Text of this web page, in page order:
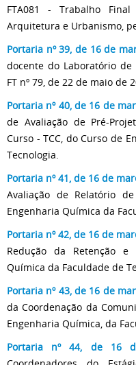
FTA081 - Trabalho
Arquitetura e Urbanismo,
Portaria nº 39, de 16 de
docente do Laboratório de
FT nº 79, de 22 de maio de
Portaria nº 40, de 16 de
de Avaliação de Pré-
Curso - TCC, do Curso de
Tecnologia.
Portaria nº 41, de 16 de
Avaliação de Relatório
Engenharia Química da
Portaria nº 42, de 16 de
Redução da Retenção e
Química da Faculdade de
Portaria nº 43, de 16 de
da Coordenação da
Engenharia Química, da
Portaria nº 44, de 16